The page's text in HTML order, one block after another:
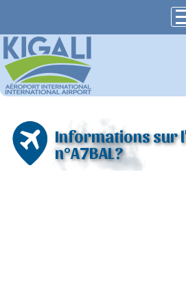
Informations sur
n°A7BAL?